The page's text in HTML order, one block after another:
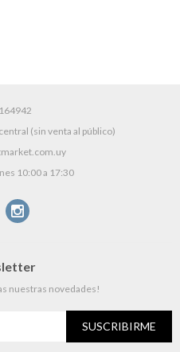
(sin venta al público)
10:00 a 17:30

nuestras novedades!
SUSCRIBIRME